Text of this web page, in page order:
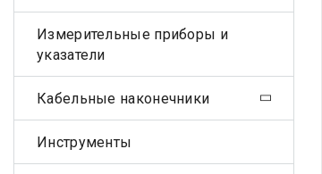
Измерительные приборы и
указатели
Кабельные наконечники
Инструменты